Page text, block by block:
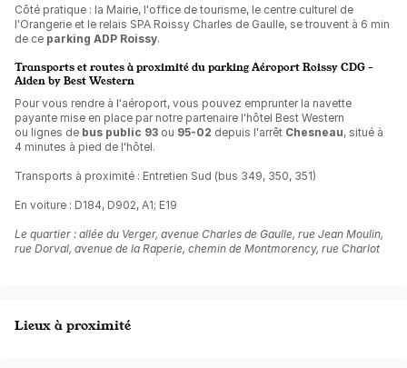
Côté pratique : la Mairie, l'office de tourisme, le centre culturel de
l'Orangerie et le relais SPA Roissy Charles de Gaulle, se trouvent à 6 min
de ce parking ADP Roissy.
Transports et routes à proximité du parking Aéroport Roissy CDG -
Aiden by Best Western
Pour vous rendre à l'aéroport, vous pouvez emprunter la navette
payante mise en place par notre partenaire l'hôtel Best Western
ou lignes de bus public 93 ou 95-02 depuis l'arrêt Chesneau, situé à
4 minutes à pied de l'hôtel.
Transports à proximité : Entretien Sud (bus 349, 350, 351)
En voiture : D184, D902, A1; E19
Le quartier : allée du Verger, avenue Charles de Gaulle, rue Jean Moulin,
rue Dorval, avenue de la Raperie, chemin de Montmorency, rue Charlot
Lieux à proximité